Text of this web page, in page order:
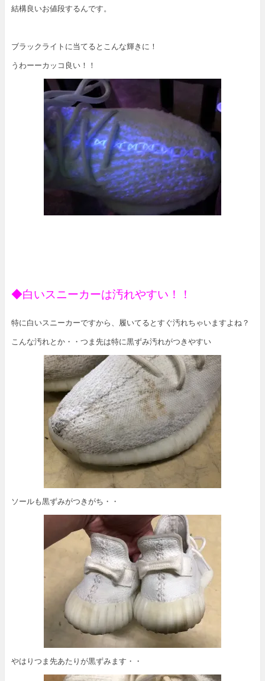
結構良いお値段するんです。
ブラックライトに当てるとこんな輝きに！
うわーーカッコ良い！！
◆白いスニーカーは汚れやすい！！
特に白いスニーカーですから、履いてるとすぐ汚れちゃいますよね？
こんな汚れとか・・つま先は特に黒ずみ汚れがつきやすい
ソールも黒ずみがつきがち・・
やはりつま先あたりが黒ずみます・・